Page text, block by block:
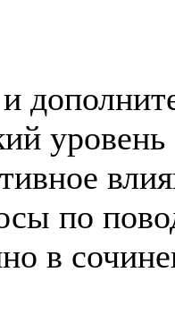
и
по
в